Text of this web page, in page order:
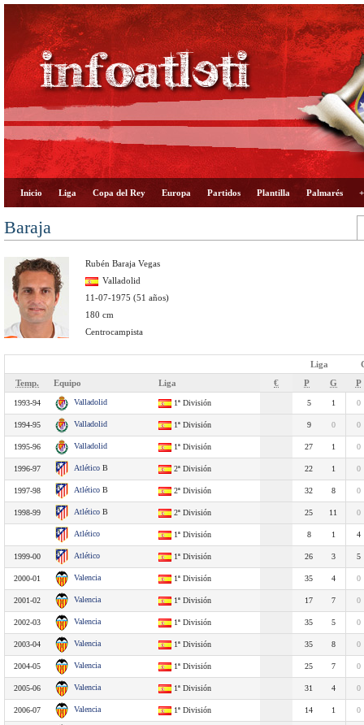
Inicio Liga Copa del Rey Europa Partidos Plantilla Palmarés
Baraja
Rubén Baraja Vegas
Valladolid
11-07-1975 (51 años)
180 cm
Centrocampista
Liga
Temp.
Equipo Liga € P G P
1993-94 Valladolid 1ª División 5 1 0
1994-95 Valladolid 1ª División 9 0 0
1995-96 Valladolid 1ª División 27 1 0
1996-97 Atlético B 2ª División 22 1 0
1997-98 Atlético B 2ª División 32 8 0
1998-99 Atlético B 2ª División 25 11 0
Atlético 1ª División 8 1 4
1999-00 Atlético 1ª División 26 3 5
2000-01 Valencia 1ª División 35 4 0
2001-02 Valencia 1ª División 17 7 0
2002-03 Valencia 1ª División 35 5 0
2003-04 Valencia 1ª División 35 8 0
2004-05 Valencia 1ª División 25 7 0
2005-06 Valencia 1ª División 31 4 0
2006-07 Valencia 1ª División 14 1 0